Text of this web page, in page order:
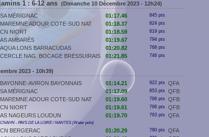
1 : 6-12 ans (Dimanche 10 Décembre 2023 - 12h24)
SA MÉRIGNAC 01:17.46 845 pts
MAREMNE ADOUR COTE-SUD NAT 01:18.37 824 pts
CN NIORT 01:18.59 819 pts
AS AMBARÈS 01:19.67 794 pts
AQUA LONS BARRACUDAS 01:20.82 768 pts
CERCLE NAG. BOCAGE BRESSUIRAIS 01:21.85 746 pts
2023 - 10h39)
BAYONNE-AVIRON BAYONNAIS 01:14.21 922 pts
QFA
SA MÉRIGNAC 01:17.09 853 pts
QFB
MAREMNE ADOUR COTE-SUD NAT 01:19.60 796 pts
QFB
CN NIORT 01:19.61 796 pts
QFB
AS NAGEURS LOUDUN 01:19.70 793 pts QFA
CNAHN - PAYS DE LA LOIRE / NANTES (Water polo)
CN BERGERAC 01:20.29 780 pts
QFA